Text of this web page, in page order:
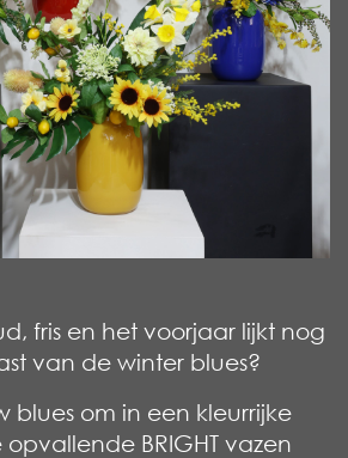
fris en het voorjaar lijkt nog
van de winter blues?
blues om in een kleurrijke
BRIGHT vazen